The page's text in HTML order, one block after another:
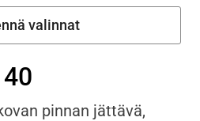
pinnan jättävä,